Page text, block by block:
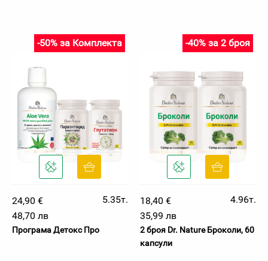
-50% за Комплекта
24,90 €
5.35т.
48,70 лв
Програма Детокс Про
-40% за 2 броя
18,40 €
4.96т.
35,99 лв
2 броя Dr. Nature Броколи, 60
капсули